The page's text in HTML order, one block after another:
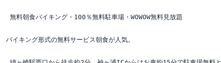
無料朝食バイキング・100％無料駐車場・WOWOW無料見放題
バイキング形式の無料サービス朝食が人気。